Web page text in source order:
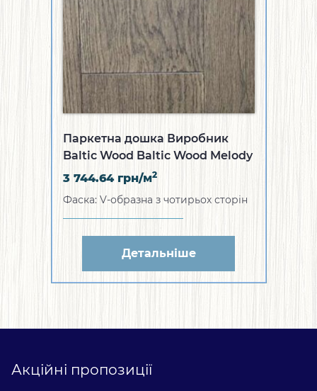
Паркетна дошка Виробник
Baltic Wood Baltic Wood Melody
Collection Дуб Vincent 1R (WZ-
3 744.64 грн/м2
Фаска: V-образна з чотирьох сторін
Детальніше
Акційні пропозиції